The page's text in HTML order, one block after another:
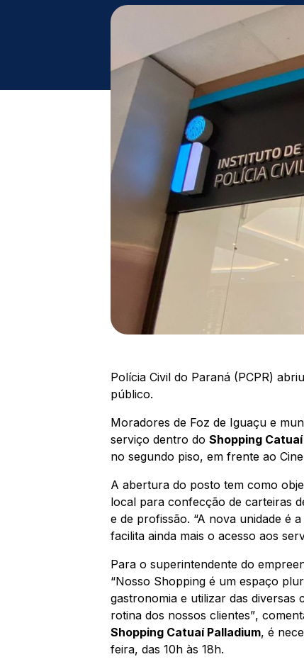
Domingo - 10h às 13h
Polícia Civil do Paraná (PCPR)
público.
Moradores de Foz de Iguaçu e
serviço dentro do Shopping
no segundo piso, em frente ao
A abertura do posto tem como
local para confecção de carteiras
e de profissão. “A nova unidade é
facilita ainda mais o acesso aos
Para o superintendente do
“Nosso Shopping é um espaço
gastronomia e utilizar das diversas
rotina dos nossos clientes”,
Shopping Catuaí Palladium, é
feira, das 10h às 18h.
Vitrine